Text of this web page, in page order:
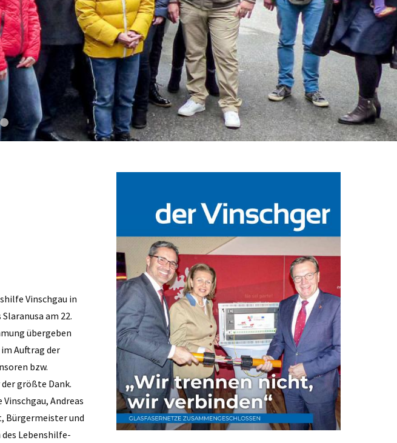
Vinschgau in
am 22.
übergeben
Auftrag der
bzw.
größte Dank.
Andreas
Bürgermeister und
Lebenshilfe-